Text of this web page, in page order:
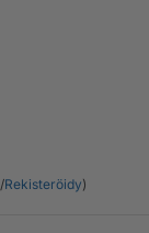
/Rekisteröidy)